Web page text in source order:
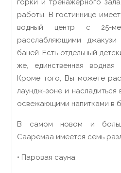
горки и тренажерного зала
работы. В гостиннице
водный центр с 25-
расслабляющими
баней. Есть отдельный
же, единственная
Кроме того, Вы можете
лаундж-зоне и насладиться
освежающими напитками в
В самом новом и
Сааремаа имеется семь
• Паровая сауна